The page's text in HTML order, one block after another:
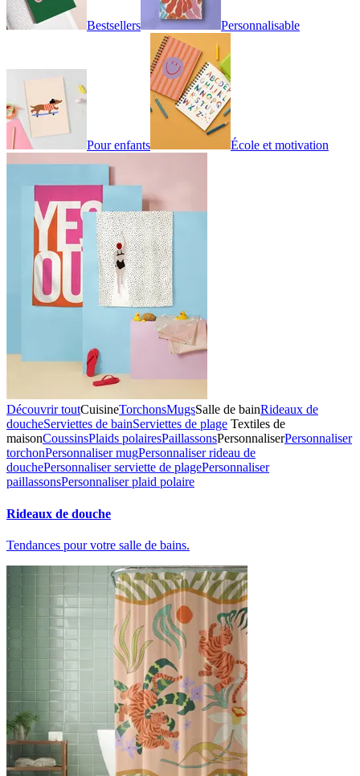
Bestsellers Personnalisable
Pour enfants École et motivation
Découvrir toutCuisineTorchonsMugsSalle de bainRideaux de
doucheServiettes de bainServiettes de plage Textiles de
maisonCoussinsPlaids polairesPaillassonsPersonnaliserPersonnaliser
torchonPersonnaliser mugPersonnaliser rideau de
douchePersonnaliser serviette de plagePersonnaliser
paillassonsPersonnaliser plaid polaire
Rideaux de douche
Tendances pour votre salle de bains.